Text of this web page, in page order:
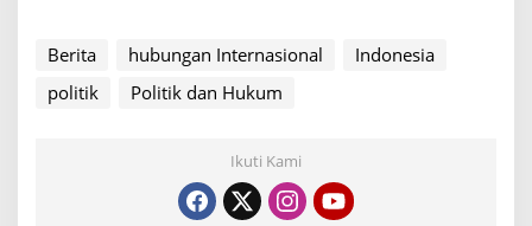
Berita hubungan Internasional
Indonesia
politik
Politik dan Hukum
Ikuti Kami